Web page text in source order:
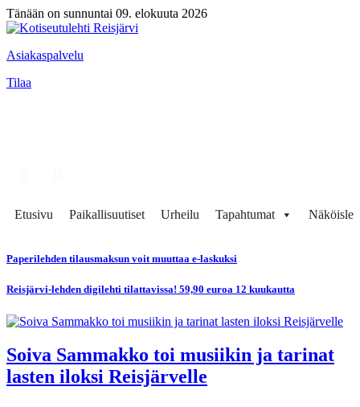
Tänään on sunnuntai 09. elokuuta 2026
Asiakaspalvelu
Tilaa
Etusivu Paikallisuutiset Urheilu Tapahtumat
Paperilehden tilausmaksun voit muuttaa e-laskuksi
Reisjärvi-lehden digilehti tilattavissa! 59,90 euroa 12 kuukautta
Soiva Sammakko toi musiikin ja tarinat
lasten iloksi Reisjärvelle